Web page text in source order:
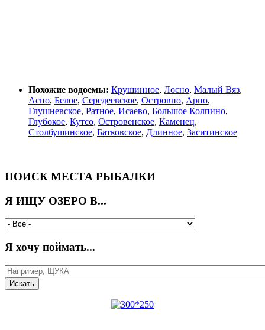
Похожие водоемы: Крушинное, Лосно, Малый Вяз,
Асно, Белое, Середеевское, Островно, Арно,
Глушневское, Ратное, Исаево, Большое Колпино,
Глубокое, Кутсо, Островенское, Каменец,
Столбушинское, Батковское, Длинное, Заситинское
ПОИСК МЕСТА РЫБАЛКИ
Я ИЩУ ОЗЕРО В...
Я хочу поймать...